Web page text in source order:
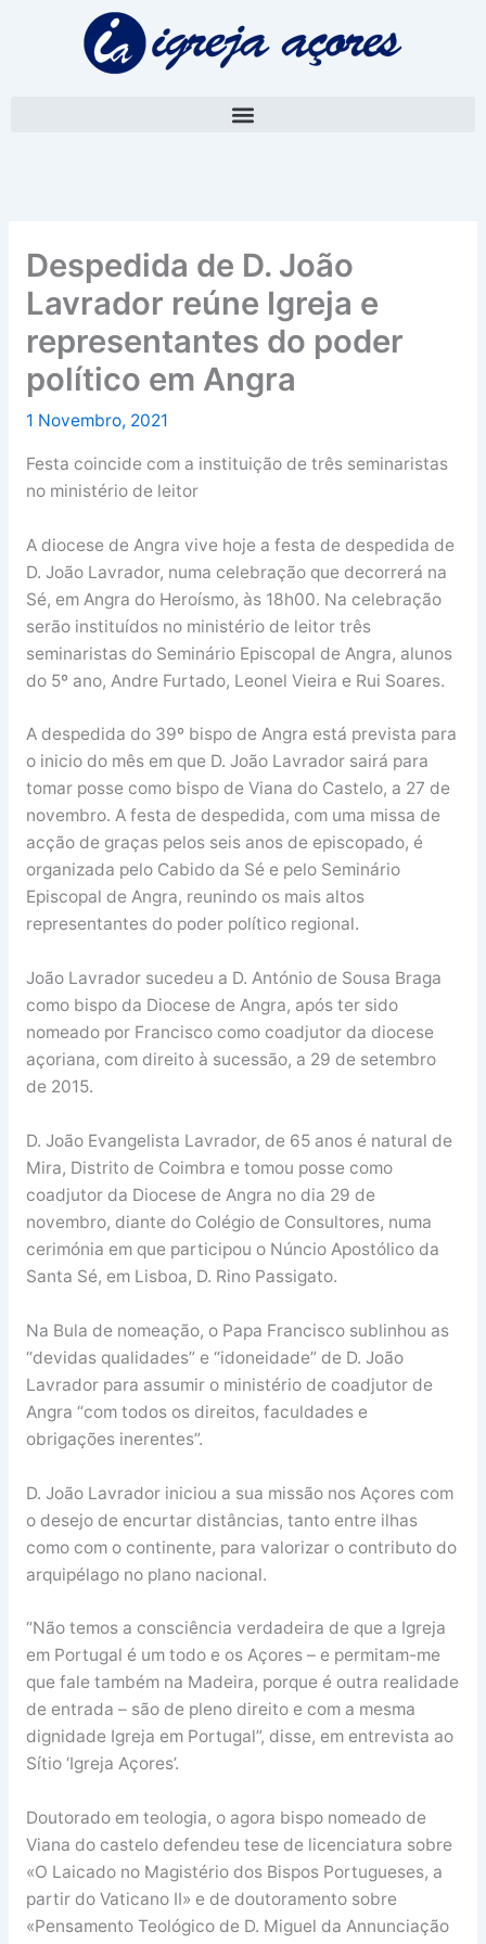
Despedida de D. João
Lavrador reúne Igreja e
representantes do poder
político em Angra
1 Novembro, 2021
Festa coincide com a instituição de três seminaristas
no ministério de leitor
A diocese de Angra vive hoje a festa de despedida de
D. João Lavrador, numa celebração que decorrerá na
Sé, em Angra do Heroísmo, às 18h00. Na celebração
serão instituídos no ministério de leitor três
seminaristas do Seminário Episcopal de Angra, alunos
do 5º ano, Andre Furtado, Leonel Vieira e Rui Soares.
A despedida do 39º bispo de Angra está prevista para
o inicio do mês em que D. João Lavrador sairá para
tomar posse como bispo de Viana do Castelo, a 27 de
novembro. A festa de despedida, com uma missa de
acção de graças pelos seis anos de episcopado, é
organizada pelo Cabido da Sé e pelo Seminário
Episcopal de Angra, reunindo os mais altos
representantes do poder político regional.
João Lavrador sucedeu a D. António de Sousa Braga
como bispo da Diocese de Angra, após ter sido
nomeado por Francisco como coadjutor da diocese
açoriana, com direito à sucessão, a 29 de setembro
de 2015.
D. João Evangelista Lavrador, de 65 anos é natural de
Mira, Distrito de Coimbra e tomou posse como
coadjutor da Diocese de Angra no dia 29 de
novembro, diante do Colégio de Consultores, numa
cerimónia em que participou o Núncio Apostólico da
Santa Sé, em Lisboa, D. Rino Passigato.
Na Bula de nomeação, o Papa Francisco sublinhou as
“devidas qualidades” e “idoneidade” de D. João
Lavrador para assumir o ministério de coadjutor de
Angra “com todos os direitos, faculdades e
obrigações inerentes”.
D. João Lavrador iniciou a sua missão nos Açores com
o desejo de encurtar distâncias, tanto entre ilhas
como com o continente, para valorizar o contributo do
arquipélago no plano nacional.
“Não temos a consciência verdadeira de que a Igreja
em Portugal é um todo e os Açores – e permitam-me
que fale também na Madeira, porque é outra realidade
de entrada – são de pleno direito e com a mesma
dignidade Igreja em Portugal”, disse, em entrevista ao
Sítio ‘Igreja Açores’.
Doutorado em teologia, o agora bispo nomeado de
Viana do castelo defendeu tese de licenciatura sobre
«O Laicado no Magistério dos Bispos Portugueses, a
partir do Vaticano II» e de doutoramento sobre
«Pensamento Teológico de D. Miguel da Annunciação